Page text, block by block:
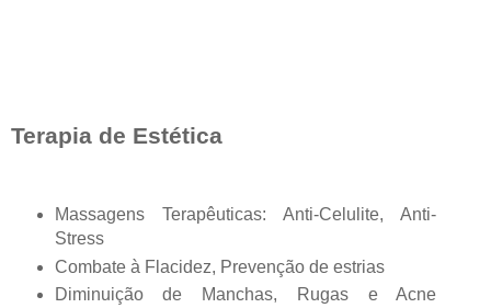
Terapia de Estética
Massagens Terapêuticas: Anti-Celulite, Anti-
Stress
Combate à Flacidez, Prevenção de estrias
Diminuição de Manchas, Rugas e Acne